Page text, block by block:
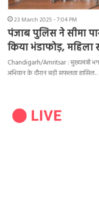
23 March 2025 - 7:04 PM
पंजाब पुलिस ने सीमा
किया भंडाफोड़, महिला
Chandigarh/Amritsar : मुख्यमंत्री
अभियान के दौरान बड़ी सफलता हासिल…